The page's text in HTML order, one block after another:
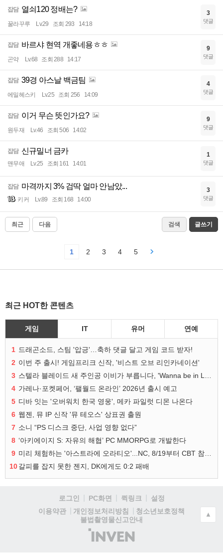
잡담 열쇠120 정배는?
꿀라꾸루 Lv.29 조회 293 14:18
3
댓글
잡담 바르샤 현역 개좋네용ㅎㅎ
곤약 Lv.68 조회 288 14:17
9
댓글
잡담 39경 아스날 백금팀
에밀헤스키 Lv.25 조회 256 14:09
4
댓글
잡담 이거 무슨 뜻인가요?
원두재 Lv.46 조회 506 14:02
9
댓글
잡담 신규밀너 금카
맨무애 Lv.25 조회 161 14:01
1
댓글
잡담 마격까지 3% 검딱 얼마 안남았...
키커 Lv.89 조회 168 14:00
3
댓글
최근 다음 검색 글쓰기
1 2 3 4 5
최근 HOT한 콘텐츠
게임 IT 유머 연예
1 드래곤소드, 스팀 '압긍'…축하 댓글 달고 게임 코드 받자!
2 이번 주 출시! 게임프리크 신작, '비스트 오브 리인카네이션'
3
4 가레나·포켓페어, ‘팰월드 온라인’ 2026년 출시 예고
5 디바 잇는 '오버워치 한국 영웅', 메카 파일럿 디몬 나온다
6 웹젠, 뮤 IP 신작 '뮤 테오스' 상표권 출원
7 소니 “PS 디스크 중단, 사업 영향 없다”
8 ‘아키에이지 S: 자유의 해협’ PC MMORPG로 개발한다
9
10갈피를 잡지 못한 젠지, DK에게도 0:2 패배
로그인 PC화면 퀵링크
설정
이용약관
개인정보처리방침
청소년보호정책
불법촬영물신고안내
(주)
인
▲